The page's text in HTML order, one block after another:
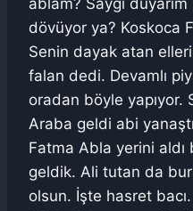
ablam? Saygı
dövüyor ya? Koskoca
Senin dayak atan
falan dedi. Devamlı
oradan böyle yapıyor.
Araba geldi abi
Fatma Abla yerini
geldik. Ali tutan da
olsun. İşte hasret